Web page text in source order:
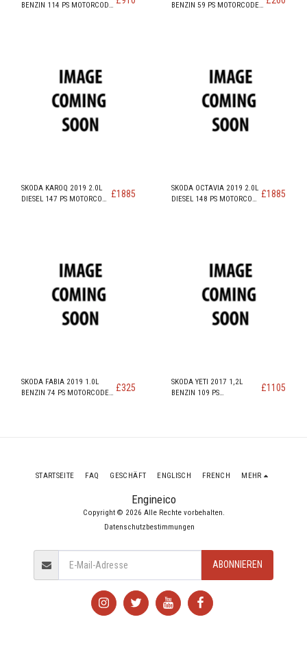
BENZIN 114 PS MOTORCODE
BENZIN 59 PS MOTORCODE
SKODA KAROQ 2019 2.0L
DIESEL 147 PS MOTORCODE £1885
SKODA OCTAVIA 2019 2.0L
DIESEL 148 PS MOTORCODE £1885
SKODA FABIA 2019 1.0L
BENZIN 74 PS MOTORCODE
£325
SKODA YETI 2017 1,2L
BENZIN 109 PS
£1105
Engineico
Copyright © 2026 Alle Rechte vorbehalten.
Datenschutzbestimmungen
STARTSEITE FAQ GESCHÄFT ENGLISCH FRENCH MEHR
ABONNIEREN